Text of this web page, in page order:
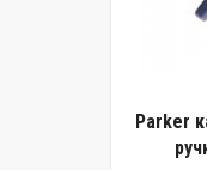
Parker